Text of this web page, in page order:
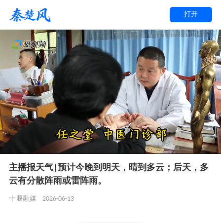
打开
主播报天气|预计今晚到明天，晴到多云；后天，多
云有分散阵雨或雷阵雨。
十堰融媒 2026-06-13